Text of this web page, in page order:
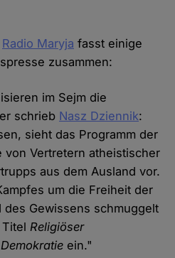
Radio Maryja fasst einige
zusammen:
im Sejm die
schrieb Nasz Dziennik:
sieht das Programm der
von Vertretern atheistischer
aus dem Ausland vor.
um die Freiheit der
Gewissens schmuggelt
TitelReligiöser
ein."